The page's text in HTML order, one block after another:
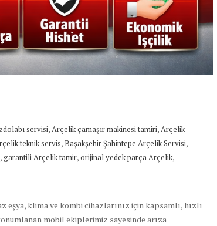
servisi,Arçelik çamaşır makinesi tamiri,Arçelik
teknik servis,Başakşehir Şahintepe Arçelik Servisi,
,garantili Arçelik tamir,orijinal yedek parça Arçelik,
klima ve kombi cihazlarınız için kapsamlı, hızlı
mobil ekiplerimiz sayesinde arıza